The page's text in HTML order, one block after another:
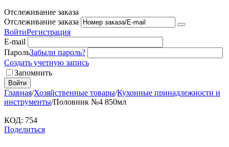
Отслеживание заказа
Отслеживание заказа
ВойтиРегистрация
E-mail
ПарольЗабыли пароль?
Создать учетную запись
Запомнить
Войти
Главная/Хозяйственные товары/Кухонные принадлежности и
инструменты/Половник №4 850мл
КОД: 754
Поделиться